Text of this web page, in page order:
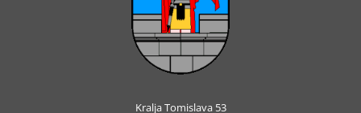
Kralja Tomislava 53